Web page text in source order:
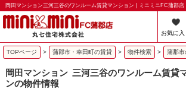
岡田マンション三河三谷のワンルーム賃貸マンション | ミニミニFC蒲郡
お気に入
TOPページ > 蒲郡市・幸田町の賃貸 > 物件検索 > 蒲郡
岡田マンション 三河三谷のワンルーム賃貸
ンの物件情報